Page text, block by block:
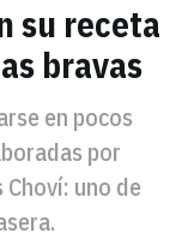
su receta
bravas
en pocos
por
uno de